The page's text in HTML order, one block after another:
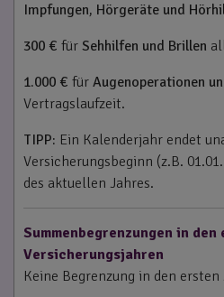
Impfungen, Hörgeräte und
300 € für Sehhilfen und Brillen
1.000 € für Augenoperationen
Vertragslaufzeit.
TIPP: Ein Kalenderjahr endet
Versicherungsbeginn (z.B.
des aktuellen Jahres.
Summenbegrenzungen in den
Versicherungsjahren
Keine Begrenzung in den ersten